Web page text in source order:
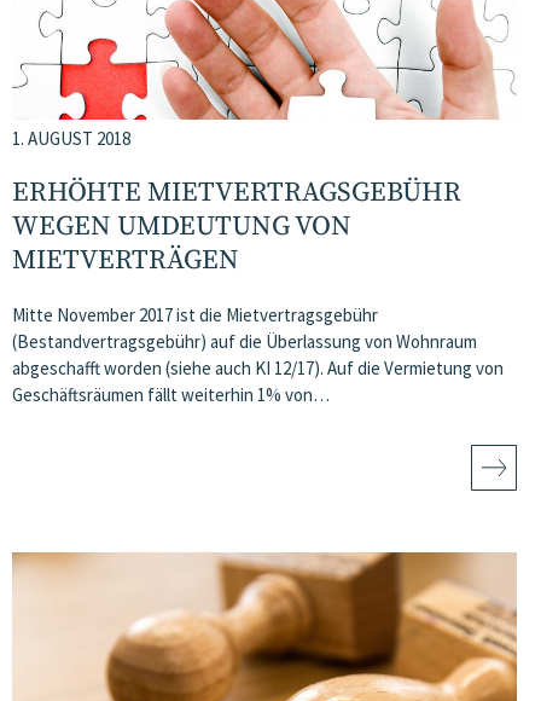
1. AUGUST 2018
ERHÖHTE MIETVERTRAGSGEBÜHR
WEGEN UMDEUTUNG VON
MIETVERTRÄGEN
Mitte November 2017 ist die Mietvertragsgebühr
(Bestandvertragsgebühr) auf die Überlassung von Wohnraum
abgeschafft worden (siehe auch KI 12/17). Auf die Vermietung von
Geschäftsräumen fällt weiterhin 1% von…